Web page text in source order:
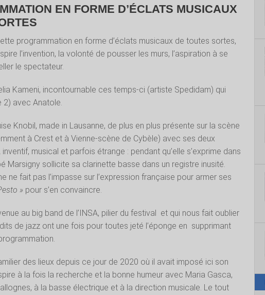
EN FORME D’ÉCLATS MUSICAUX
programmation en forme d’éclats musicaux de toutes sortes,
l’invention, la volonté de pousser les murs, l’aspiration à se
le spectateur.
Kameni, incontournable ces temps-ci (artiste Spedidam) qui
2) avec Anatole.
Knobil, made in Lausanne, de plus en plus présente sur la scène
à Crest et à Vienne-scène de Cybèle) avec ses deux
musical et parfois étrange : pendant qu’elle s’exprime dans
Marsigny sollicite sa clarinette basse dans un registre inusité.
ne fait pas l’impasse sur l’expression française pour armer ses
» pour s’en convaincre.
au big band de l’INSA, pilier du festival
et qui nous fait oublier
de jazz ont une fois pour toutes jeté l’éponge en supprimant
des lieux depuis ce jour de 2020 où il avait imposé ici son
à la fois la recherche et la bonne humeur avec Maria Gasca,
à la basse électrique et à la direction musicale. Le tout